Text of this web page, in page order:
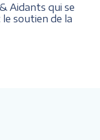
Aidants qui se
soutien de la